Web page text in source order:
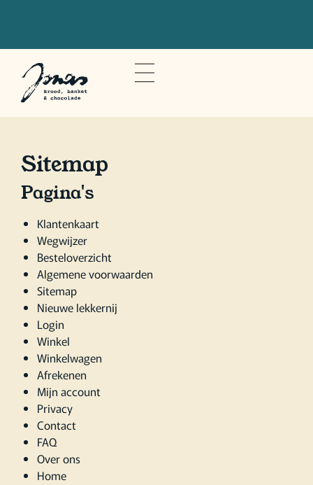
Bestel voor 20u om je bestelling de
volgende dag op te halen
Sitemap
Pagina's
Klantenkaart
Wegwijzer
Besteloverzicht
Algemene voorwaarden
Sitemap
Nieuwe lekkernij
Login
Winkel
Winkelwagen
Afrekenen
Mijn account
Privacy
Contact
FAQ
Over ons
Home